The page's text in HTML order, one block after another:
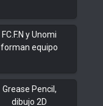
FC.F.N y Unomi
forman equipo
Grease Pencil,
dibujo 2D